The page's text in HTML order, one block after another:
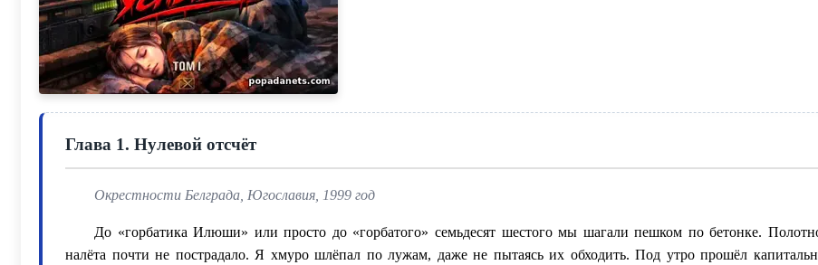
Глава 1. Нулевой отсчёт
Окрестности Белграда, Югославия, 1999 год
До «горбатика Илюши» или просто до «горбатого» семьдесят шестого мы шагали пешком по бетонке.
налёта почти не пострадало. Я хмуро шлёпал по лужам, даже не пытаясь их обходить. Под утро прошёл